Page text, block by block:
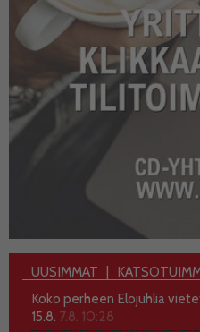
UUSIMMAT
Koko perheen Elojuhlia
15.8. 7.8. 10:28